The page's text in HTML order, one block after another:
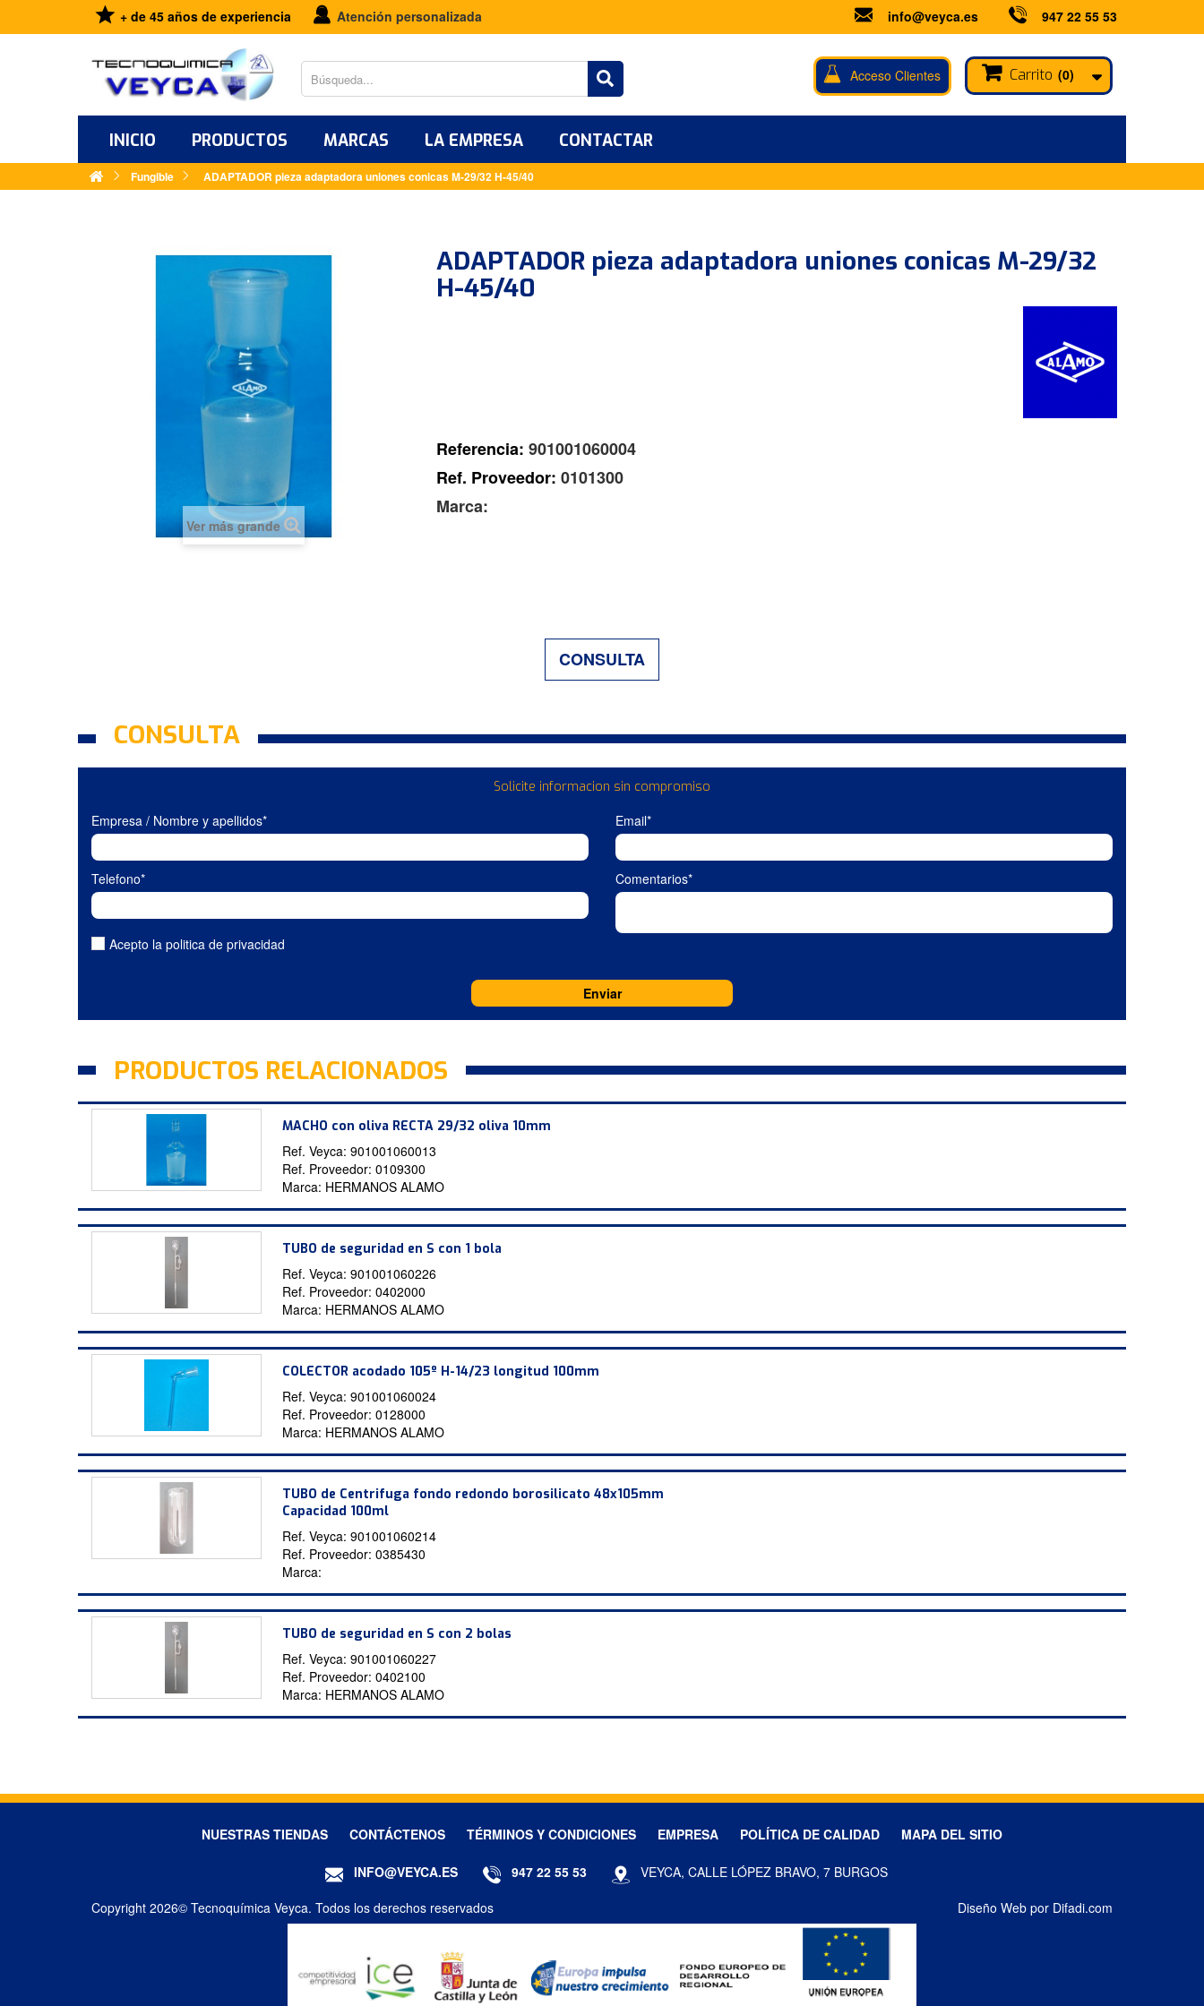
info@veyca.es 947 22 55 53
+ de 45 años de experiencia Atención personalizada
Carrito (0)
Acceso Clientes
INICIO PRODUCTOS MARCAS LA EMPRESA CONTACTAR
Fungible ADAPTADOR pieza adaptadora uniones conicas M-29/32 H-45/40
Ver más grande
ADAPTADOR pieza adaptadora uniones conicas M-29/32
H-45/40
Referencia: 901001060004
Ref. Proveedor: 0101300
Marca:
CONSULTA
CONSULTA
Solicite informacion sin compromiso
Empresa / Nombre y apellidos*
Telefono*
Acepto la politica de privacidad
Email*
Comentarios*
PRODUCTOS RELACIONADOS
MACHO con oliva RECTA 29/32 oliva 10mm
Ref. Veyca: 901001060013
Ref. Proveedor: 0109300
Marca: HERMANOS ALAMO
TUBO de seguridad en S con 1 bola
Ref. Veyca: 901001060226
Ref. Proveedor: 0402000
Marca: HERMANOS ALAMO
COLECTOR acodado 105º H-14/23 longitud 100mm
Ref. Veyca: 901001060024
Ref. Proveedor: 0128000
Marca: HERMANOS ALAMO
TUBO de Centrifuga fondo redondo borosilicato 48x105mm
Capacidad 100ml
Ref. Veyca: 901001060214
Ref. Proveedor: 0385430
Marca:
TUBO de seguridad en S con 2 bolas
Ref. Veyca: 901001060227
Ref. Proveedor: 0402100
Marca: HERMANOS ALAMO
NUESTRAS TIENDAS CONTÁCTENOS TÉRMINOS Y CONDICIONES EMPRESA POLÍTICA DE CALIDAD MAPA DEL SITIO
Copyright 2026© Tecnoquímica Veyca. Todos los derechos reservados Diseño Web por Difadi.com
INFO@VEYCA.ES 947 22 55 53 VEYCA, CALLE LÓPEZ BRAVO, 7 BURGOS